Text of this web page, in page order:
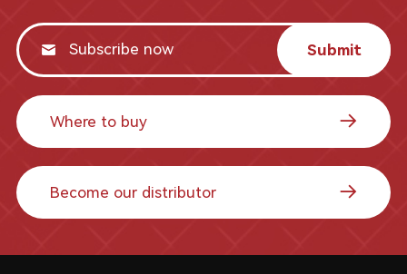
Submit
Where to buy
Become our distributor